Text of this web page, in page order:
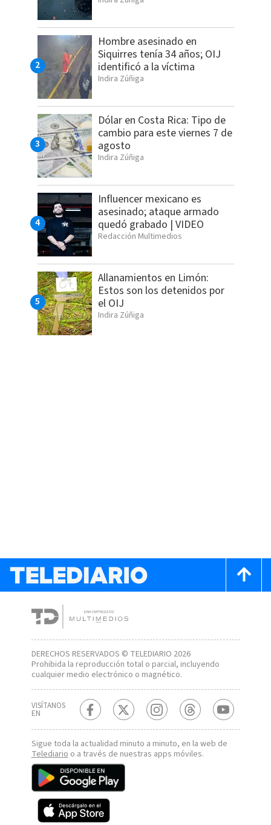
Hombre asesinado en
Siquirres tenía 34 años; OIJ
identificó a la víctima
Indira Zúñiga
Dólar en Costa Rica: Tipo de
cambio para este viernes 7 de
agosto
Indira Zúñiga
Influencer mexicano es
asesinado; ataque armado
quedó grabado | VIDEO
Redacción Multimedios
Allanamientos en Limón:
Estos son los detenidos por
el OIJ
Indira Zúñiga
DERECHOS RESERVADOS © TELEDIARIO 2026
Prohibida la reproducción total o parcial, incluyendo
cualquier medio electrónico o magnético.
VISÍTANOS
EN
Sigue toda la actualidad minuto a minuto, en la web de
Telediarioo a través de nuestras apps móviles.